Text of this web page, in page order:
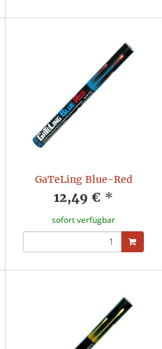
GaTeLing Blue-Red
12,49 € *
sofort verfügbar